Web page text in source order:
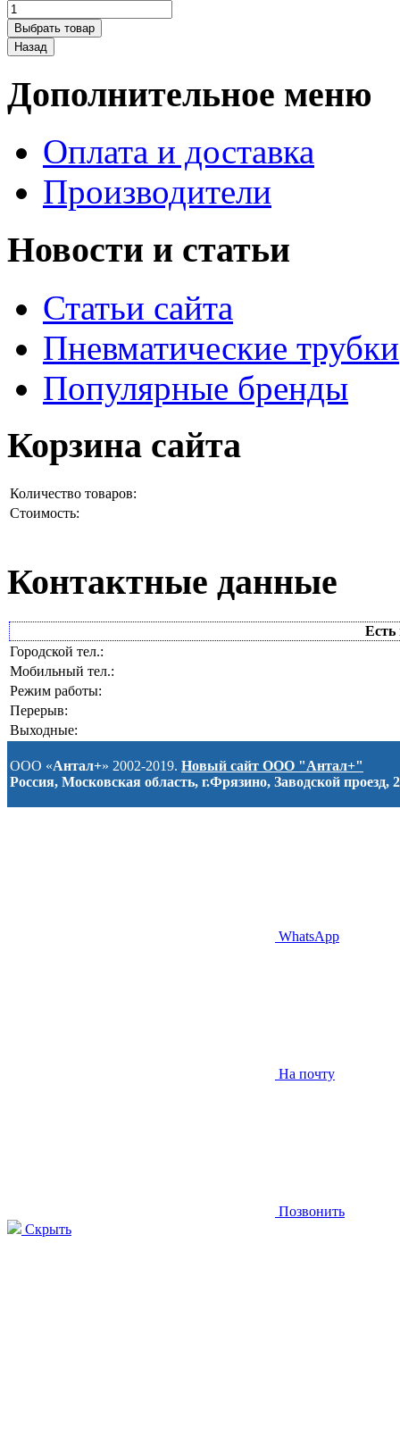
Дополнительное меню
Оплата и доставка
Производители
Новости и статьи
Статьи сайта
Пневматические трубки
Популярные бренды
Корзина сайта
Количество товаров:
Стоимость:
Контактные данные
Есть
Городской тел.:
Мобильный тел.:
Режим работы:
Перерыв:
Выходные:
ООО «Антал+» 2002-2019. Новый сайт ООО "Антал+"
Россия, Московская область, г.Фрязино, Заводской проезд, 2
WhatsApp
На почту
Позвонить
Скрыть